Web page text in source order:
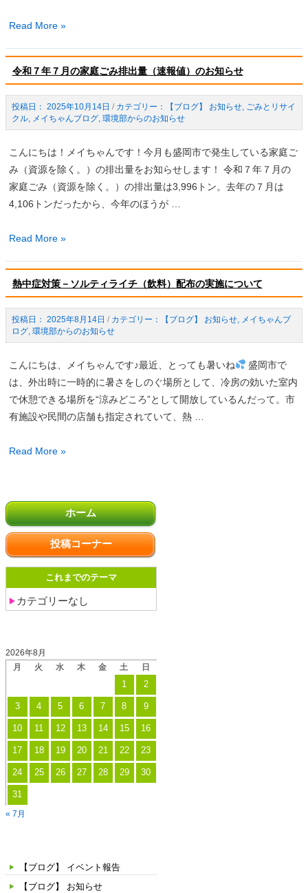
ホーム
投稿コーナー
これまでのテーマ
カテゴリーなし
2026年8月
月
火 水 木 金 土 日
1 2
3 4 5 6 7 8 9
10 11 12 13 14 15 16
17 18 19 20 21 22 23
24 25 26 27 28 29 30
31
« 7月
【ブログ】 イベント報告
【ブログ】 お知らせ
報
値）
の
お
ら
せ
令
７
年
８
月
の
ご
報
値）
の
お
ら
せ
Read More »
令和７年７月の家庭ごみ排出量（速報値）のお知らせ
2025年10月14日 / 【ブログ】 お知らせ, ごみとリサイ
クル, メイちゃんブログ, 環境部からのお知らせ
こんにちは！メイちゃんです！今月も盛岡市で発生している家庭ご
み（資源を除く。）の排出量をお知らせします！ 令和７年７月の
家庭ごみ（資源を除く。）の排出量は3,996トン。去年の７月は
4,106トンだったから、今年のほうが …
令
７
年
７
月
の
値）
の
知
せ
Read More »
熱中症対策－ソルティライチ（飲料）配布の実施について
2025年8月14日 / 【ブログ】 お知らせ, メイちゃんブ
ログ, 環境部からのお知らせ
こんにちは、メイちゃんです♪最近、とっても暑いね
盛岡市で
は、外出時に一時的に暑さをしのぐ場所として、冷房の効いた室内
で休憩できる場所を“涼みどころ”として開放しているんだって。市
有施設や民間の店舗も指定されていて、熱 …
熱
対
策
－
ソ
ル
テ
ィ
チ
（飲
配
布
の
実
施
に
つ
Read More »
稿
の
ペ
ー